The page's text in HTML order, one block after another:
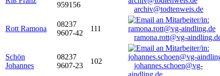
959156
archiv@todtenweis.de
Rott Ramona
08237
9607-42
111
ramona.rott@vg-
Schön
Johannes
08237
9607-23
102
johannes.schoen@vg-